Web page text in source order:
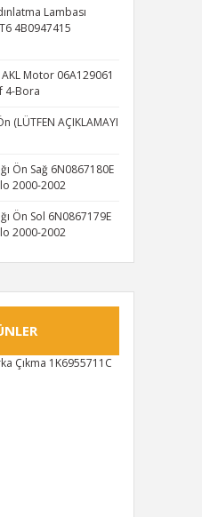
Lambası
4B0947415
Motor 06A129061
4-Bora
(LÜTFEN AÇIKLAMAYI
Ön Sağ 6N0867180E
2000-2002
Ön Sol 6N0867179E
2000-2002